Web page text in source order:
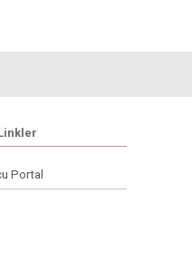
Portal